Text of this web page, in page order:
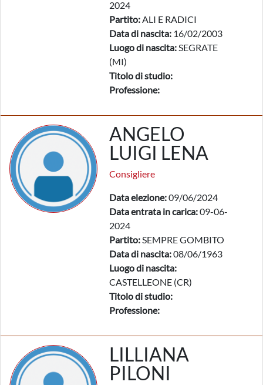
2024
Partito:ALI E RADICI
Data di nascita: 16/02/2003
Luogo di nascita:SEGRATE
(MI)
Titolo di studio:
Professione:
ANGELO
LUIGI LENA
Consigliere
Data elezione:09/06/2024
Data entrata in carica:09-06-
2024
Partito:SEMPRE GOMBITO
Data di nascita:08/06/1963
Luogo di nascita:
CASTELLEONE (CR)
Titolo di studio:
Professione:
LILLIANA
PILONI